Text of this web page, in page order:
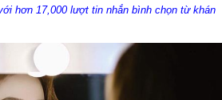
hơn 17,000 lượt tin nhắn bình chọn từ khán